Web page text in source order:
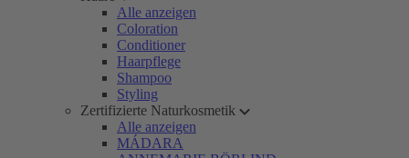
Alle anzeigen
Coloration
Conditioner
Haarpflege
Shampoo
Styling
Zertifizierte Naturkosmetik
Alle anzeigen
MÁDARA